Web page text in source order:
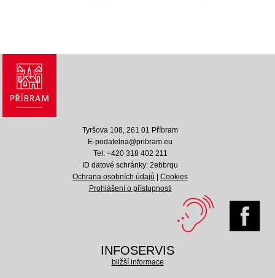
Tyršova 108, 261 01 Příbram
E-podatelna@pribram.eu
Tel: +420 318 402 211
ID datové schránky: 2ebbrqu
Ochrana osobních údajů |Cookies
Prohlášení o přístupnosti
INFOSERVIS
bližší informace